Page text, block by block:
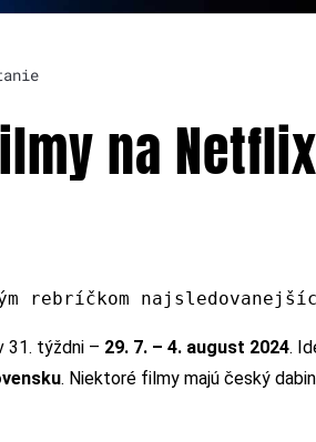
na
rebríčkom
31. týždni – 29. 7. – 4. august 2024.
. Niektoré filmy majú český